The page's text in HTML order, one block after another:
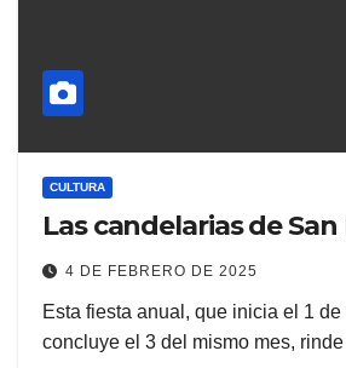
CULTURA
Las candelarias de
4 DE FEBRERO DE 2025
Esta fiesta anual, que inicia el 1 de
concluye el 3 del mismo mes,